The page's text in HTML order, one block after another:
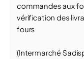
commandes aux
vérification des
fours
(Intermarché